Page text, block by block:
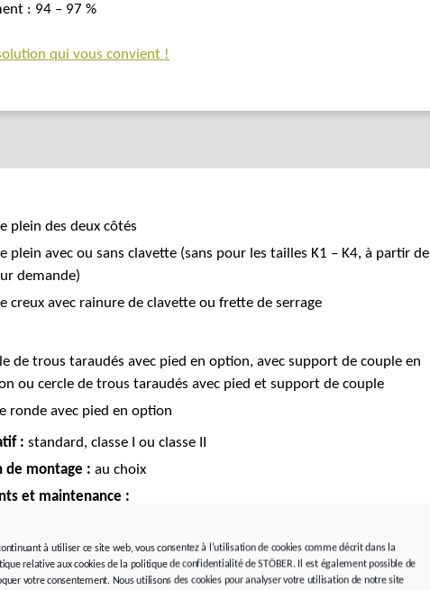
à utiliser ce site web, vous consentez à l'utilisation de cookies comme décrit dans la
relative aux cookies de la politique de confidentialité de STÖBER. Il est également possible de
votre consentement. Nous utilisons des cookies pour analyser votre utilisation de notre site
: 94 – 97 %
qui vous convient !
plein des deux côtés
plein avec ou sans clavette (sans pour les tailles K1 – K4, à partir de
demande)
creux avec rainure de clavette ou frette de serrage
de trous taraudés avec pied en option, avec support de couple en
ou cercle de trous taraudés avec pied et support de couple
ronde avec pied en option
: standard, classe I ou classe II
de montage : au choix
et maintenance :
HC ISO VG 220
à vie et sans entretien